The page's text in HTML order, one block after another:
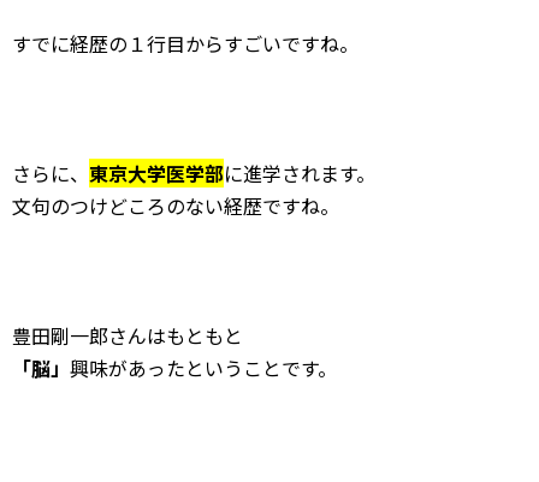
すでに経歴の１行目からすごいですね。
さらに、 東京大学医学部に進学されます。
文句のつけどころのない経歴ですね。
豊田剛一郎さんはもともと
「脳」 興味があったということです。